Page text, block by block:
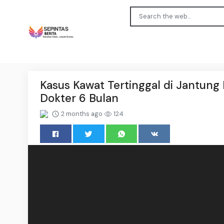
Kasus Kawat Tertinggal di Jantung
Dokter 6 Bulan
2 months ago 124